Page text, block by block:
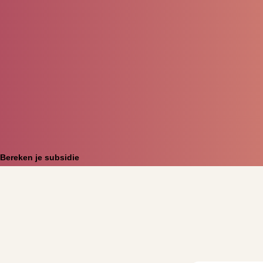
Bereken je subsidie